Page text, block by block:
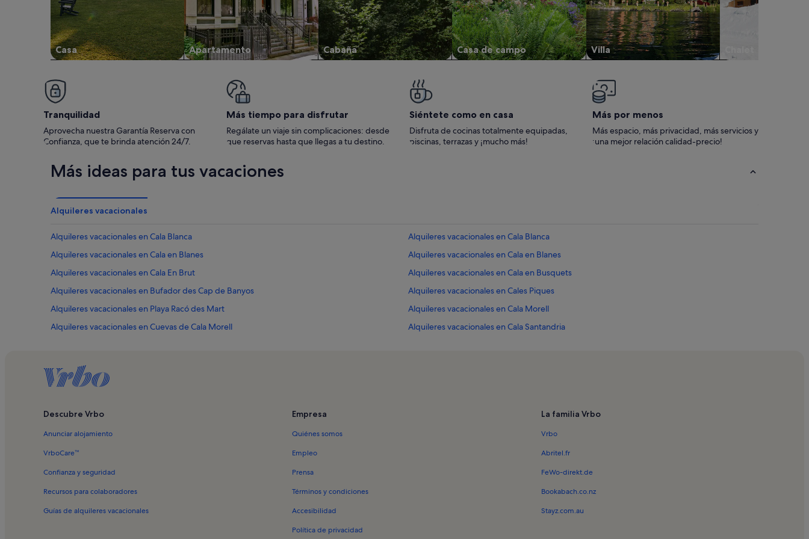
Casa Apartamento Cabaña Casa de campo Villa
Tranquilidad
Aprovecha nuestra Garantía Reserva con
Confianza, que te brinda atención 24/7.
Más tiempo para disfrutar
Regálate un viaje sin complicaciones: desde
que reservas hasta que llegas a tu destino.
Siéntete como en casa
Disfruta de cocinas totalmente equipadas,
piscinas, terrazas y ¡mucho más!
Más por menos
Más espacio, más privacidad, más servicios y
¡una mejor relación calidad-precio!
Más ideas para tus vacaciones
Alquileres vacacionales
Alquileres vacacionales en Cala Blanca
Alquileres vacacionales en Cala Blanca
Alquileres vacacionales en Cala en Blanes
Alquileres vacacionales en Cala en Blanes
Alquileres vacacionales en Cala En Brut
Alquileres vacacionales en Cala en Busquets
Alquileres vacacionales en Bufador des Cap de Banyos
Alquileres vacacionales en Cales Piques
Alquileres vacacionales en Playa Racó des Mart
Alquileres vacacionales en Cala Morell
Alquileres vacacionales en Cuevas de Cala Morell
Alquileres vacacionales en Cala Santandria
Alquileres vacacionales en Cales Piques
Alquileres vacacionales en Faro de Cap d'Artrutx
Alquileres vacacionales en Cala del Pilar
Alquileres vacacionales en Cala Fontanelles
Alquileres vacacionales en Cales Pous
Alquileres vacacionales en Castillo de San Nicolás
Alquileres vacacionales en Catedral de Menorca
Alquileres vacacionales en Codolar de Biniatram
Alquileres vacacionales en Faro de Ciutadella
Alquileres vacacionales en Faro de Punta Nati
Alquileres vacacionales en Mercat del Peix
Alquileres vacacionales en Torre de Fornells
Alquileres vacacionales en Hipódromo de Torre del Ram
Alquileres vacacionales en Iglesia del Socorro
Descubre Vrbo
Anunciar alojamiento
VrboCare™
Confianza y seguridad
Recursos para colaboradores
Guías de alquileres vacacionales
Empresa
Quiénes somos
Empleo
Prensa
Términos y condiciones
Accesibilidad
Política de privacidad
La familia Vrbo
Vrbo
Abritel.fr
FeWo-direkt.de
Bookabach.co.nz
Stayz.com.au